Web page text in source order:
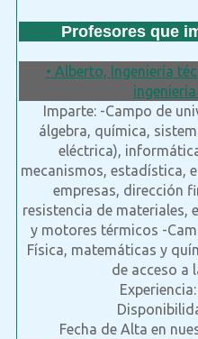
Profesores que
• Alberto, Ingeniería
Imparte: -Campo de
álgebra, química,
eléctrica),
mecanismos, estadística,
empresas, dirección
resistencia de materiales,
y motores térmicos -
Física, matemáticas y
de acceso a
Fecha de Alta en